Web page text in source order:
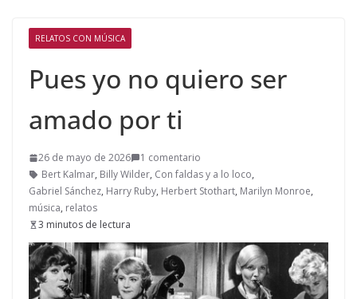
RELATOS CON MÚSICA
Pues yo no quiero ser
amado por ti
26 de mayo de 2026
1 comentario
Bert Kalmar, Billy Wilder, Con faldas y a lo loco,
Gabriel Sánchez, Harry Ruby, Herbert Stothart, Marilyn Monroe,
música, relatos
3 minutos de lectura